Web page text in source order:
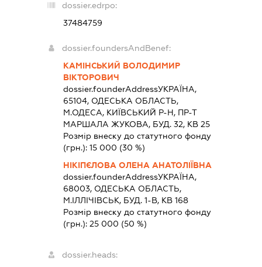
dossier.edrpo:
37484759
dossier.foundersAndBenef:
КАМІНСЬКИЙ ВОЛОДИМИР
ВІКТОРОВИЧ
dossier.founderAddressУКРАЇНА,
65104, ОДЕСЬКА ОБЛАСТЬ,
М.ОДЕСА, КИЇВСЬКИЙ Р-Н, ПР-Т
МАРШАЛА ЖУКОВА, БУД. 32, КВ 25
Розмір внеску до статутного фонду
(грн.):15 000 (30 %)
НІКІПЄЛОВА ОЛЕНА АНАТОЛІЇВНА
dossier.founderAddressУКРАЇНА,
68003, ОДЕСЬКА ОБЛАСТЬ,
М.ІЛЛІЧІВСЬК, БУД. 1-В, КВ 168
Розмір внеску до статутного фонду
(грн.):25 000 (50 %)
dossier.heads: